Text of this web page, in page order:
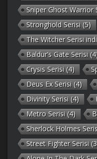
Sniper Ghost Warrior
Stronghold Serisi (5)
The Witcher Serisi
Baldur’s Gate Serisi
Crysis Serisi (4)
Deus Ex Serisi (4)
Divinity Serisi (4)
Metro Serisi (4)
Sherlock Holmes
Street Fighter Serisi